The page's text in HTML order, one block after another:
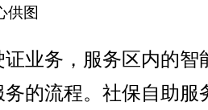
供图
务，服务区内的智
的流程。社保自助服